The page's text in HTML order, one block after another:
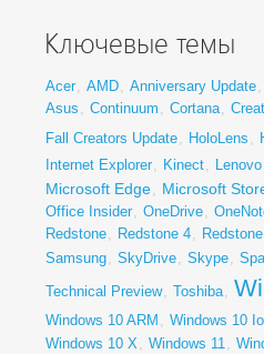
Ключевые темы
Acer, AMD, Anniversary Update,
Asus , Continuum , Cortana,
Fall Creators Update, HoloLens ,
Internet Explorer, Kinect, Lenovo
Microsoft Edge, Microsoft
Office Insider, OneDrive,
Redstone, Redstone 4,
Samsung, SkyDrive, Skype,
Technical Preview, Toshiba,
Windows 10 ARM , Windows 10
Windows 10 X, Windows 11,